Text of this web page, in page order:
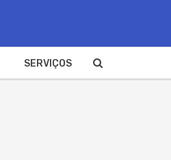
SERVIÇOS